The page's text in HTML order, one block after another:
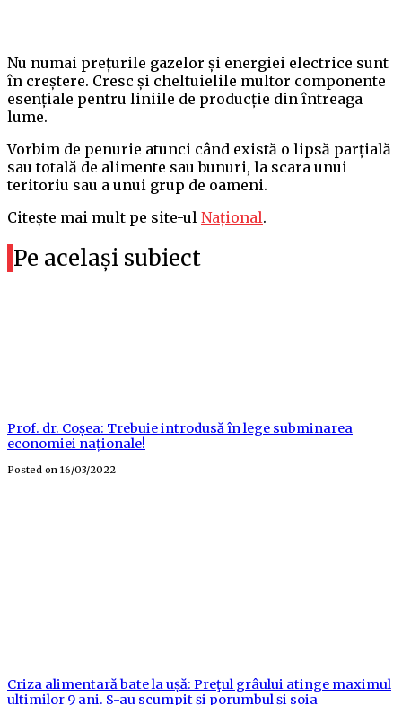
Nu numai prețurile gazelor și energiei electrice sunt
în creștere. Cresc și cheltuielile multor componente
esențiale pentru liniile de producție din întreaga
lume.
Vorbim de penurie atunci când există o lipsă parțială
sau totală de alimente sau bunuri, la scara unui
teritoriu sau a unui grup de oameni.
Citește mai mult pe site-ul Național.
Pe același subiect
Prof. dr. Coșea: Trebuie introdusă în lege subminarea
economiei naționale!
Posted on 16/03/2022
Criza alimentară bate la ușă: Preţul grâului atinge maximul
ultimilor 9 ani. S-au scumpit și porumbul și soia